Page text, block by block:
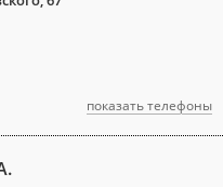
показать телефоны